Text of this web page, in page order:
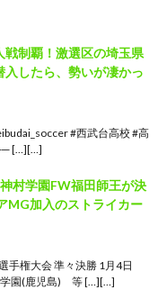
戦制覇！激選区の埼玉県
したら、勢いが凄かっ
#西武台高校 #高
[…][…]
村学園FW福田師王が決
MG加入のストライカー
権大会 準々決勝 1月4日
園(鹿児島) 等 […][…]